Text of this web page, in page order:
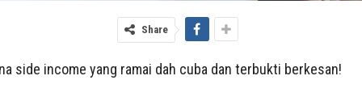
Share
side income yang ramai dah cuba dan terbukti berkesan!